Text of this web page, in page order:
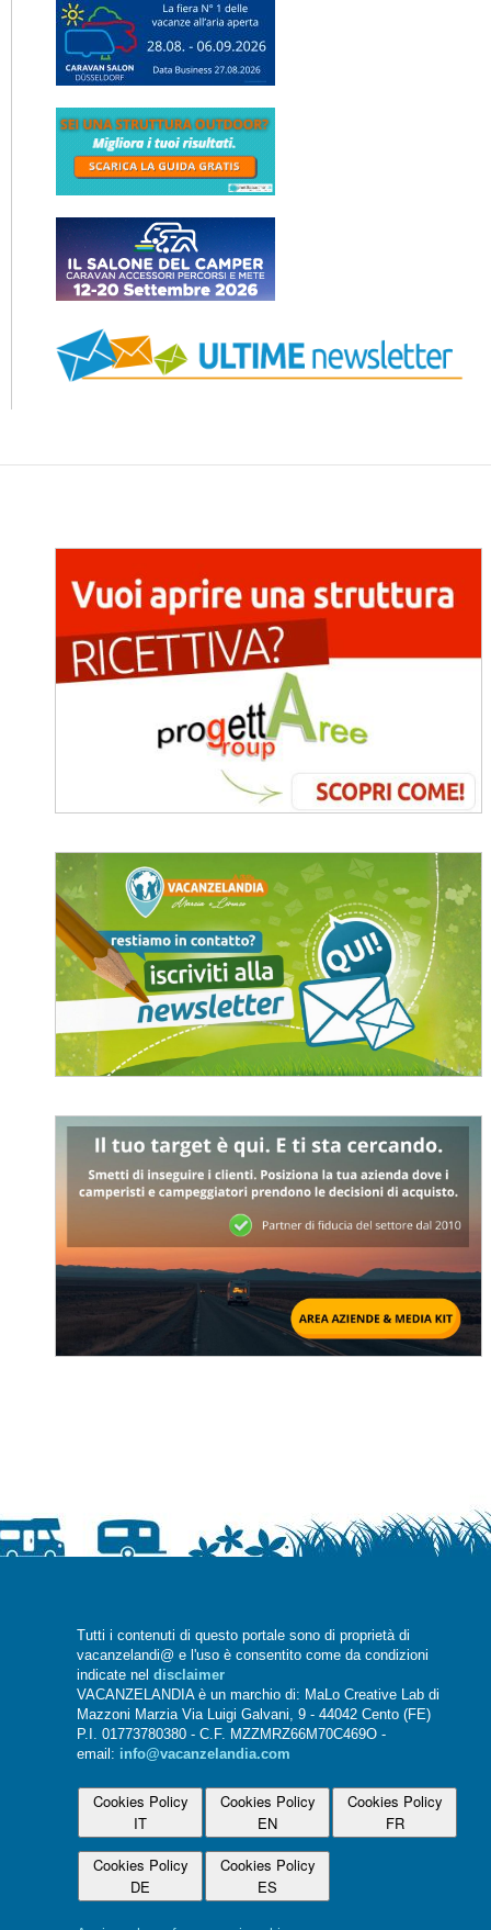
Tutti i contenuti di questo portale sono di proprietà di
vacanzelandi@ e l'uso è consentito come da condizioni
indicate nel disclaimer
VACANZELANDIA è un marchio di: MaLo Creative Lab di
Mazzoni Marzia Via Luigi Galvani, 9 - 44042 Cento (FE)
P.I. 01773780380 - C.F. MZZMRZ66M70C469O -
email: info@vacanzelandia.com
Cookies Policy
IT
Cookies Policy
EN
Cookies Policy
FR
Cookies Policy
DE
Cookies Policy
ES